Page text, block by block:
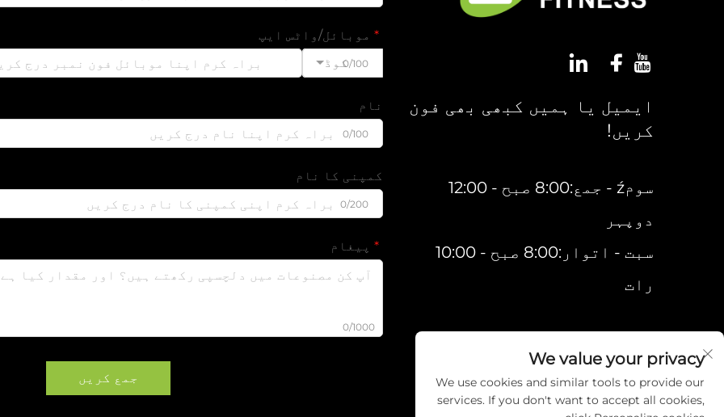
ایمیل یا ہمیں کبھی بھی فون
کریں!
سومź - جمع:8:00 صبح - 12:00
دوپہر
سبت - اتوار:8:00 صبح - 10:00
رات
موبائل/واٹس ایپ
کوڈ0/100
نام
0/100
کمپنی کا نام
0/200
پیغام
0/1000
جمع کریں
We value your privacy
We use cookies and similar tools to provide our
services. If you don't want to accept all cookies,